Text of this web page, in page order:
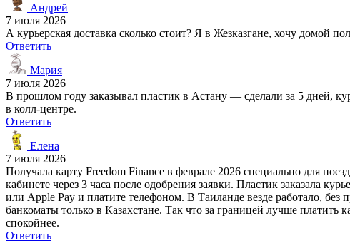
Андрей
7 июля 2026
А курьерская доставка сколько стоит? Я в Жезказгане, хочу домой
Ответить
Мария
7 июля 2026
В прошлом году заказывал пластик в Астану — сделали за 5 дней,
в колл-центре.
Ответить
Елена
7 июля 2026
Получала карту Freedom Finance в феврале 2026 специально для
кабинете через 3 часа после одобрения заявки. Пластик заказала
или Apple Pay и платите телефоном. В Таиланде везде работало,
банкоматы только в Казахстане. Так что за границей лучше
спокойнее.
Ответить